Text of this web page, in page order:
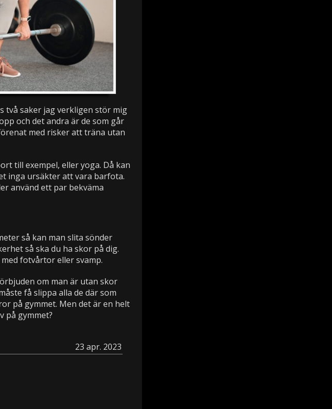
två saker jag verkligen stör mig
och det andra är de som går
med risker att träna utan
till exempel, eller yoga. Då kan
inga ursäkter att vara barfota.
använd ett par bekväma
så kan man slita sönder
så ska du ha skor på dig.
fotvårtor eller svamp.
om man är utan skor
få slippa alla de där som
på gymmet. Men det är en helt
på gymmet?
23 apr. 2023